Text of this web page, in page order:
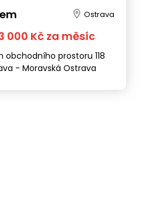
Ostrava
000 Kč za měsíc
obchodního prostoru 118
- Moravská Ostrava